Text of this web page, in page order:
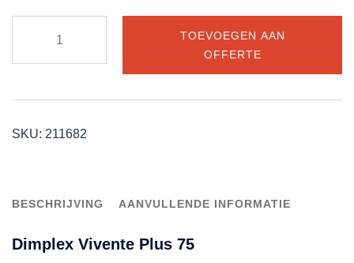
Plus
TOEVOEGEN AAN
OFFERTE
SKU: 211682
BESCHRIJVING AANVULLENDE INFORMATIE
Dimplex Vivente Plus 75